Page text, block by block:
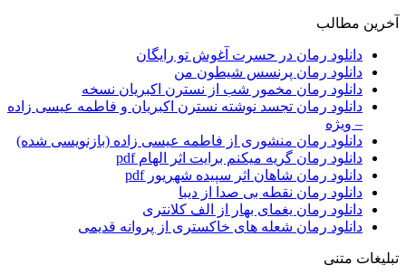
آخرین مطالب
دانلود رمان در حسرت آغوش تو رایگان
دانلود رمان پرنسس شیطون من
دانلود رمان مخمور شب از نسترن اکبریان نسخه
دانلود رمان تجسد نوشته نسترن اکبریان و فاطمه عیسی زاده
– ویژه
دانلود رمان منشوری از فاطمه عیسی زاده (بازنویسی شده)
دانلود رمان گریه میکنم برایت اثر الهام pdf
دانلود رمان شاهان اثر سپیده شهریور pdf
دانلود رمان نقطه بی صدا از دیبا
دانلود رمان یغمای بهار از الف کلانتری
دانلود رمان شعله های خاکستری از پروانه قدیمی
تبلیغات متنی